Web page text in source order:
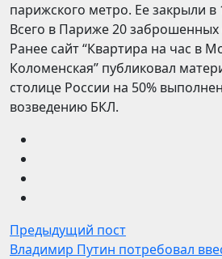
парижского метро. Ее закрыли в
Всего в Париже 20 заброшенных
Ранее сайт “Квартира на час в
Коломенская” публиковал
столице России на 50%
возведению БКЛ.
Предыдущий пост
Владимир Путин потребовал